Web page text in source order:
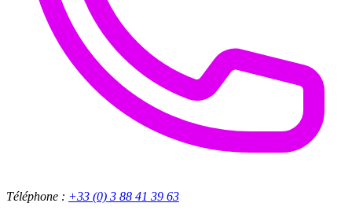
Téléphone : +33 (0) 3 88 41 39 63